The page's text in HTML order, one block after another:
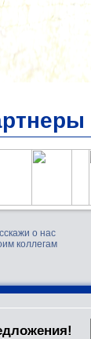
о нас
коллегам